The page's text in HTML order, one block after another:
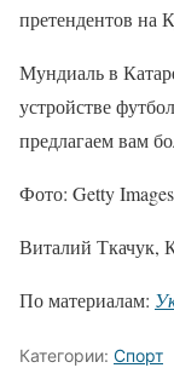
претендентов на
Мундиаль в
устройстве
предлагаем вам
Фото: Getty
Виталий Ткачук,
По материалам:
Категории: Спорт